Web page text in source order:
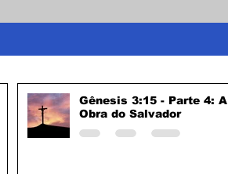
Gênesis 3:15 - Parte 4: A
Obra do Salvador